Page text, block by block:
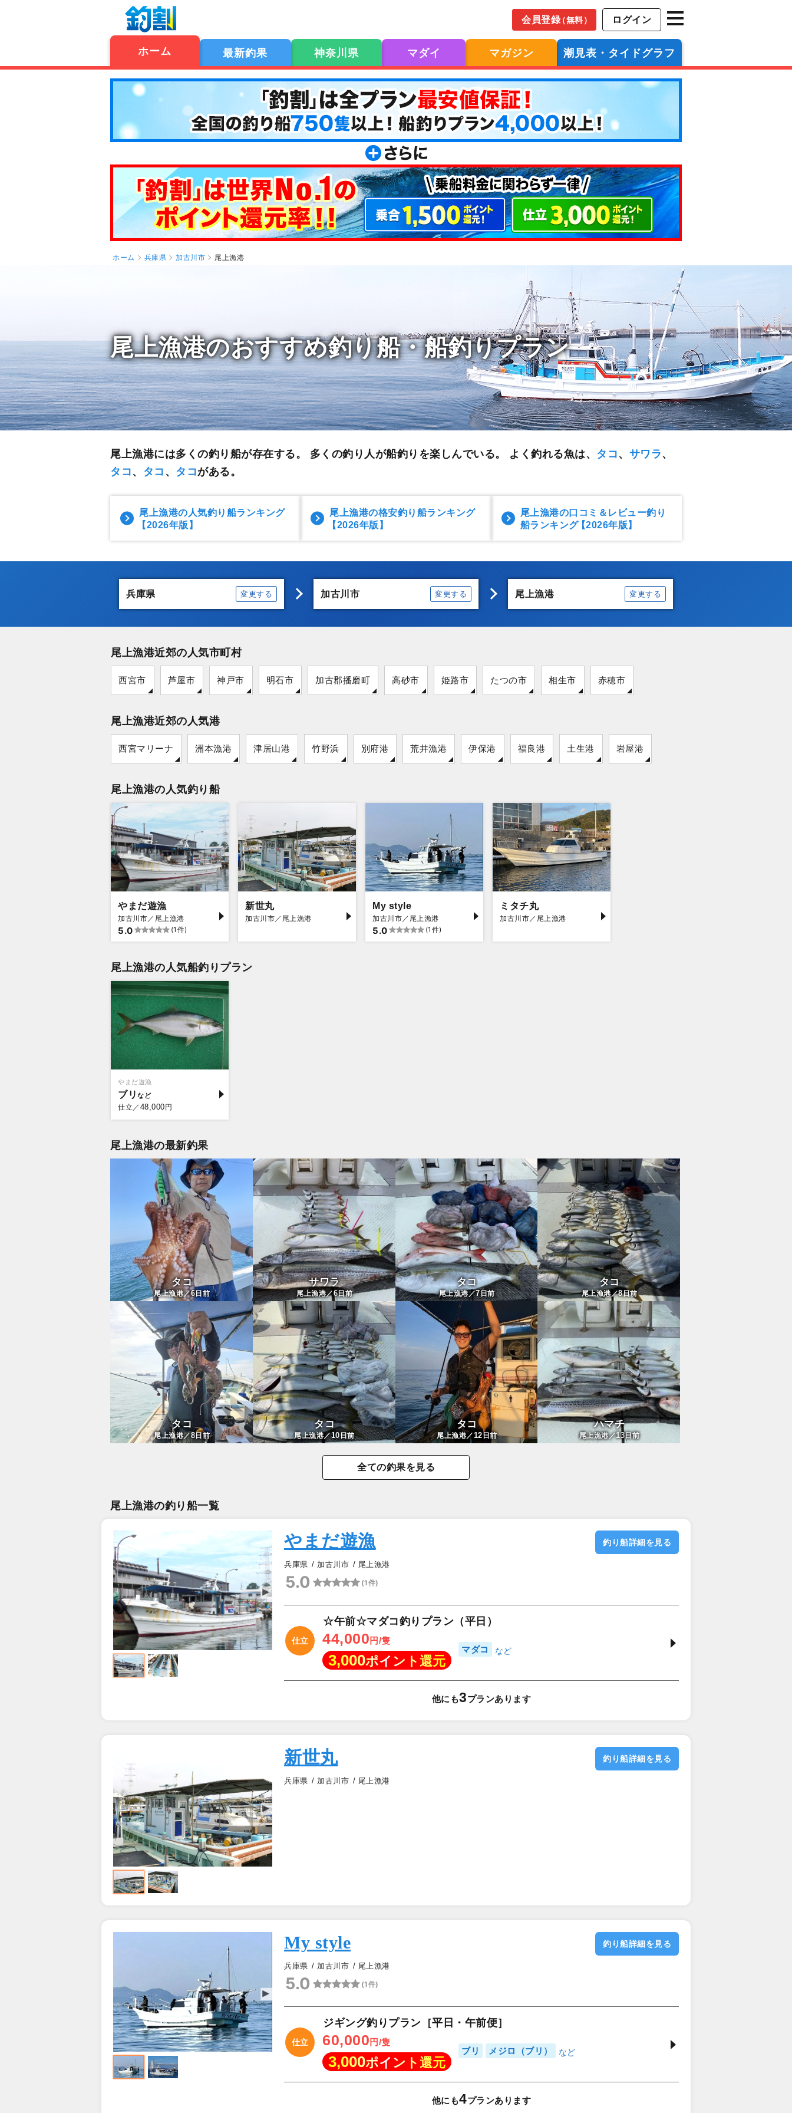
会員登録（無料） ログイン
ホーム 最新釣果 神奈川県 マダイ マガジン 潮見表・タイドグラフ
ホーム 兵庫県 加古川市 尾上漁港
尾上漁港のおすすめ釣り船・船釣りプラン
尾上漁港には多くの釣り船が存在する。 多くの釣り人が船釣りを楽しんでいる。 よく釣れる魚は、 タコ 、 サワラ 、
タコ 、 タコ 、 タコがある。
尾上漁港の人気釣り船ランキング
【2026年版】
尾上漁港の格安釣り船ランキング
【2026年版】
尾上漁港の口コミ＆レビュー釣り
船ランキング【2026年版】
兵庫県 変更する 加古川市 変更する 尾上漁港 変更する
尾上漁港近郊の人気市町村
西宮市 芦屋市 神戸市 明石市 加古郡播磨町 高砂市 姫路市 たつの市 相生市 赤穂市
尾上漁港近郊の人気港
西宮マリーナ 洲本漁港 津居山港 竹野浜 別府港 荒井漁港 伊保港 福良港 土生港 岩屋港
尾上漁港の人気釣り船
やまだ遊漁
加古川市／尾上漁港
5.0 (1件)
新世丸
加古川市／尾上漁港
My style
加古川市／尾上漁港
5.0 (1件)
ミタチ丸
加古川市／尾上漁港
尾上漁港の人気船釣りプラン
やまだ遊漁
ブリ
仕立／ 48,000円
尾上漁港の最新釣果
タコ
尾上漁港／6日前
サワラ
尾上漁港／6日前
タコ
尾上漁港／7日前
タコ
尾上漁港／8日前
タコ
尾上漁港／8 日前
タコ
尾上漁港／10日前
タコ
尾上漁港／12日前
ハマチ
尾上漁港／13日前
全ての釣果を見る
尾上漁港の釣り船一覧
▲
やまだ遊漁
兵庫県 加古川市 尾上漁港
5.0 (1件)
釣り船詳細を見る
仕立
☆午前☆マダコ釣りプラン（平日）
44,000 円/隻
3,000ポイント還元
マダコ
他にも3プランあります
▲
新世丸
兵庫県 加古川市 尾上漁港
釣り船詳細を見る
▲
My style
兵庫県 加古川市 尾上漁港
5.0 (1件)
釣り船詳細を見る
仕立
ジギング釣りプラン［平日・午前便］
60,000 円/隻
3,000ポイント還元
ブリ メジロ（ブリ）
他にも4プランあります